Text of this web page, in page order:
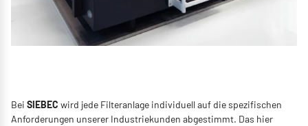
Bei SIEBEC wird jede Filteranlage individuell auf die spezifischen
Anforderungen unserer Industriekunden abgestimmt. Das hier